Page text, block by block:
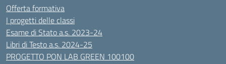
Offerta formativa
I progetti delle classi
Esame di Stato a.s. 2023-24
Libri di Testo a.s. 2024-25
PROGETTO PON LAB GREEN 100100